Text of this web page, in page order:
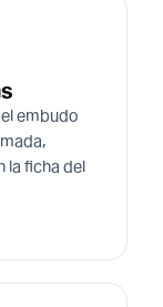
embudo
la ficha del